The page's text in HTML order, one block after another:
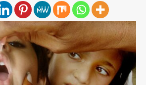
डबल मर्डर का मुख्य साजिशकर्ता क्राइम ब्रांच
के हत्थे
Team JHJ